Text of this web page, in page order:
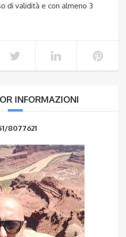
di validità e con almeno 3
INFORMAZIONI
8077621